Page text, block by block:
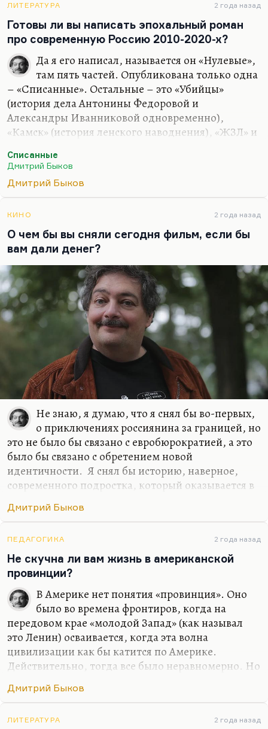
ЛИТЕРАТУРА 2 года назад
Готовы ли вы написать эпохальный роман
про современную Россию 2010-2020-х?
Да я его написал, называется он «Нулевые»,
там пять частей. Опубликована только одна
– «Списанные». Остальные – это «Убийцы»
(история дела Антонины Федоровой и
Александры Иванниковой одновременно),
«Камск» (история ленского наводнения), «ЖЗЛ» и
Свиридова, который возвращается из
эмиграции). Десять-пятнадцать лет нам
происходит действие. Но я не хочу его печатать;
роман хорошо, когда есть эпохальное время на
дворе. Сегодня это не тот жанр, в котором надо
выступать. Мне вообще кажется, что время
эпических романов закончилось. Сегодня надо
писать…
Списанные
Дмитрий Быков
Дмитрий Быков
КИНО 2 года назад
О чем бы вы сняли сегодня фильм, если бы
вам дали денег?
Не знаю, я думаю, что я снял бы во-первых,
о приключениях россиянина за границей, но
это не было бы связано с евробюрократией, а это
было бы связано с обретением новой
идентичности. Я снял бы историю, наверное,
современного подростка, который оказывается в
отвоевать себе место. И я, наверное, снял бы
сожалению, любовных историй в современной
России в современном кино. Понимаете, всех
ведь обычно занимает история гендерной
идентичности, которая, по-моему, совсем
неинтересна. Людей занимает проблема как
совместить, условно говоря, секс и отношения.
Как в «Интиме», например: возможен ли секс
без…
Дмитрий Быков
ПЕДАГОГИКА 2 года назад
Не скучна ли вам жизнь в американской
провинции?
В Америке нет понятия «провинция». Оно
было во времена фронтиров, когда на
передовом крае «молодой Запад» (как называл
это Ленин) осваивается, когда эта волна
цивилизации как бы катится по Америке.
Действительно, тогда все было неравномерно. Но
примерно сельской. Стоит проехать три минуты,
почти центре города. Соответственно, ощущения
Дмитрий Быков
ЛИТЕРАТУРА 2 года назад